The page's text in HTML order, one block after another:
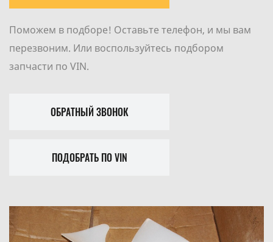
Поможем в подборе! Оставьте телефон, и мы вам
перезвоним. Или воспользуйтесь подбором
запчасти по VIN.
ОБРАТНЫЙ ЗВОНОК
ПОДОБРАТЬ ПО VIN